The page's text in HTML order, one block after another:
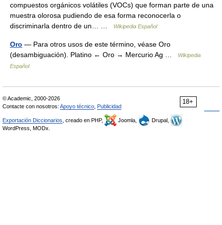
compuestos orgánicos volátiles (VOCs) que forman parte de una
muestra olorosa pudiendo de esa forma reconocerla o
discriminarla dentro de un… …
Wikipedia Español
Oro — Para otros usos de este término, véase Oro
(desambiguación). Platino ← Oro → Mercurio Ag …
Wikipedia
Español
18+
© Academic, 2000-2026
Contacte con nosotros: Apoyo técnico Publicidad
Exportación Diccionarios , creado en PHP, Joomla,
Drupal,
WordPress, MODx.